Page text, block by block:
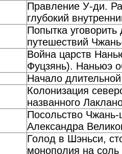
Правление У-ди.
глубокий
Попытка
путешествий
Война царств
Фуцзянь). Наньюэ
Начало
Колонизация
названного
Посольство
Александра
Голод в Шэньси,
монополия на соль